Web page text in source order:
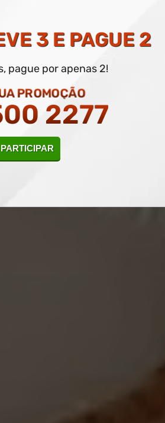
em uma carreira
3 E PAGUE 2
pague por apenas 2!
PROMOÇÃO
2277